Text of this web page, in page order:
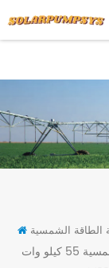
الشمسية
عاكس مضخة الطاقة الشمسية 55 كيلو وات IP65 مقاوم للماء مع